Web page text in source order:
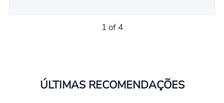
1 of 4
ÚLTIMAS RECOMENDAÇÕES